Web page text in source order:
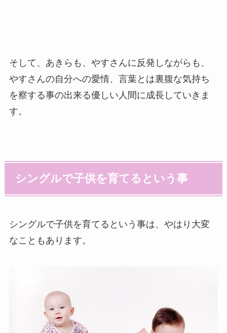
そして、あきらも、やすさんに反発しながらも、
やすさんの自分への愛情、言葉とは裏腹な気持ち
を察する事の出来る優しい人間に成長していきま
す。
シングルで子供を育てるという事
シングルで子供を育てるという事は、やはり大変
なこともあります。